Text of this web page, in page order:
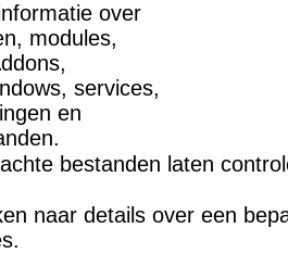
over
modules,
services,
en
bestanden laten
naar details over een